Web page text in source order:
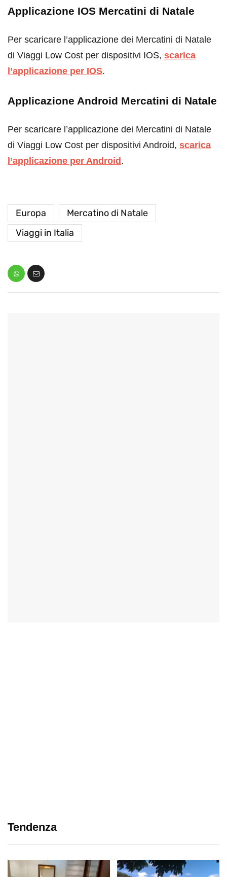
Applicazione IOS Mercatini di Natale
Per scaricare l’applicazione dei Mercatini di Natale
di Viaggi Low Cost per dispositivi IOS, scarica
l’applicazione per IOS.
Applicazione Android Mercatini di Natale
Per scaricare l’applicazione dei Mercatini di Natale
di Viaggi Low Cost per dispositivi Android, scarica
l’applicazione per Android .
Europa
Mercatino di Natale
Viaggi in Italia
Tendenza